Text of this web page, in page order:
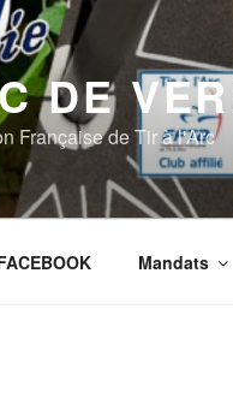
DE
Française de Tir à l'Arc
Mandats